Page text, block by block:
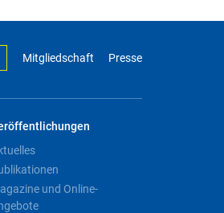
Mitgliedschaft Presse
und Online-